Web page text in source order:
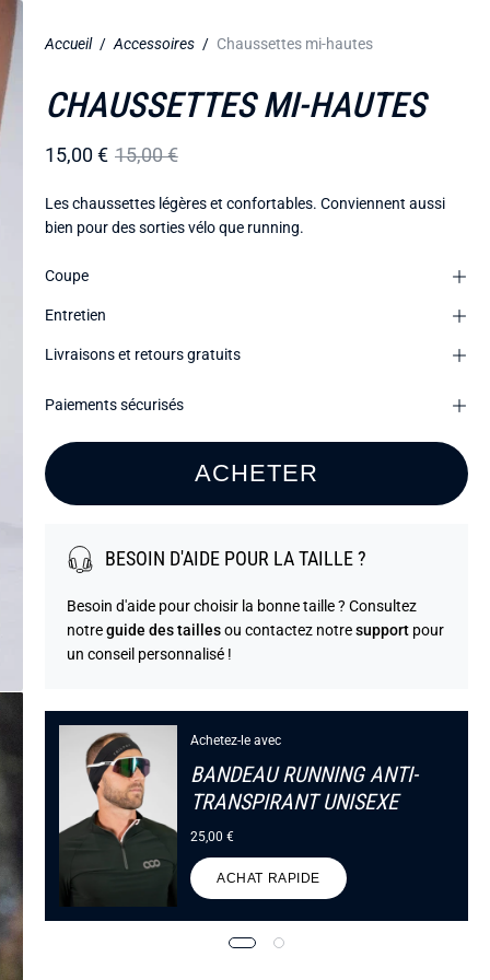
Accueil / Accessoires / Chaussettes mi-hautes
CHAUSSETTES MI-HAUTES
15,00 € 15,00 €
Les chaussettes légères et confortables. Conviennent aussi
bien pour des sorties vélo que running.
Coupe
Entretien
Livraisons et retours gratuits
Paiements sécurisés
ACHETER
BESOIN D'AIDE POUR LA TAILLE ?
Besoin d'aide pour choisir la bonne taille ? Consultez
notreguide des taillesou contactez notresupportpour
un conseil personnalisé !
Achetez-le avec
BANDEAU RUNNING ANTI-
TRANSPIRANT UNISEXE
25,00 €
ACHAT RAPIDE